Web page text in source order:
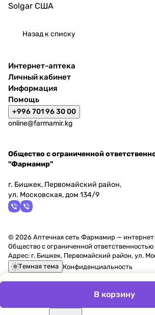
Solgar США
Назад к списку
В корзину
Интернет-аптека
Личный кабинет
Информация
Помощь
+996 701 96 30 00
online@farmamir.kg
Общество с ограниченной
"Фармамир"
г. Бишкек, Первомайский район,
ул. Московская, дом 134/9
© 2026 Аптечная сеть Фармамир —
Общество с ограниченной
Адрес: г. Бишкек, Первомайский район, ул.
Темная тема Конфиденциальность